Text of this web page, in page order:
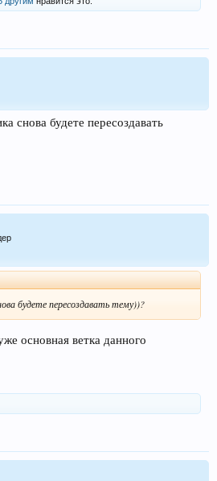
снова будете пересоздавать
будете пересоздавать тему))?
основная ветка данного